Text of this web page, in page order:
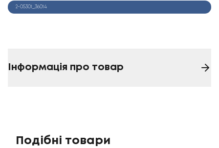
2-05301_36014
Інформація про товар
Подібні товари